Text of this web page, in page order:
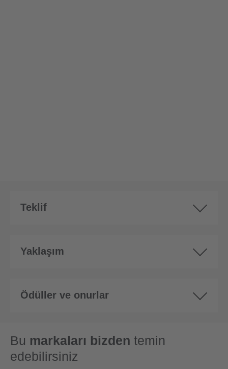
Teklif
Yaklaşım
Ödüller ve onurlar
Bu markaları bizden temin
edebilirsiniz